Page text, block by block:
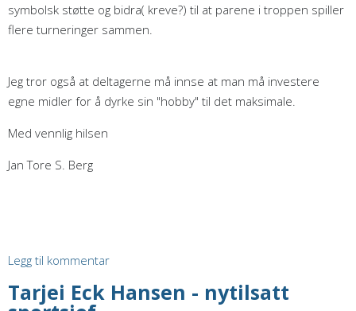
symbolsk støtte og bidra( kreve?) til at parene i troppen spiller
flere turneringer sammen.
Jeg tror også at deltagerne må innse at man må investere
egne midler for å dyrke sin "hobby" til det maksimale.
Med vennlig hilsen
Jan Tore S. Berg
Legg til kommentar
Tarjei Eck Hansen - nytilsatt